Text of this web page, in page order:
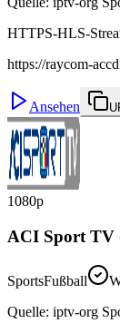
HTTPS-HLS-
https://raycom-
Ansehen
1080p
ACI Sport TV
SportsFußball
Quelle: iptv-org